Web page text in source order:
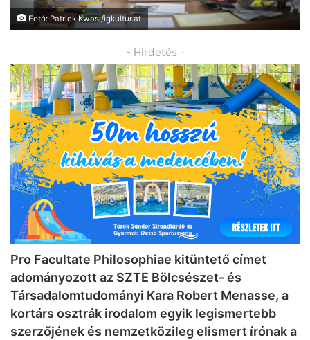
Fotó: Patrick Kwasi/igkultur.at
- Hirdetés -
Pro Facultate Philosophiae kitüntető címet
adományozott az SZTE Bölcsészet- és
Társadalomtudományi Kara Robert Menasse, a
kortárs osztrák irodalom egyik legismertebb
szerzőjének és nemzetközileg elismert írónak a